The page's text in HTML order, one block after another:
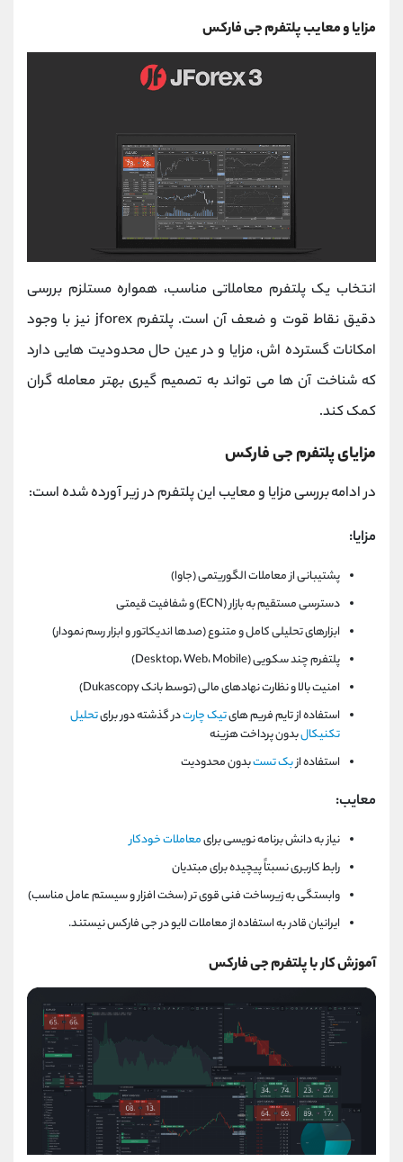
مزایا و معایب پلتفرم جی فارکس
انتخاب یک پلتفرم معاملاتی مناسب، همواره مستلزم بررسی
دقیق نقاط قوت و ضعف آن است. پلتفرم jforex نیز با وجود
امکانات گسترده‌ اش، مزایا و در عین حال محدودیت‌ هایی دارد
که شناخت آن‌ ها می‌ تواند به تصمیم‌ گیری بهتر معامله‌ گران
کمک کند.
مزایای پلتفرم جی فارکس
در ادامه بررسی مزایا و معایب این پلتفرم در زیر آورده شده است:
مزایا:
پشتیبانی از معاملات الگوریتمی (جاوا)
دسترسی مستقیم به بازار (ECN) و شفافیت قیمتی
ابزارهای تحلیلی کامل و متنوع (صدها اندیکاتور و ابزار رسم نمودار)
پلتفرم چند سکویی (Desktop، Web، Mobile)
امنیت بالا و نظارت نهادهای مالی (توسط بانک Dukascopy)
استفاده از تایم فریم هایتیک چارتدر گذشته دور برایتحلیل
تکنیکالبدون پرداخت هزینه
استفاده ازبک تستبدون محدودیت
معایب:
نیاز به دانش برنامه‌ نویسی برایمعاملات خودکار
رابط کاربری نسبتاً پیچیده برای مبتدیان
وابستگی به زیرساخت فنی قوی‌ تر (سخت‌ افزار و سیستم‌ عامل مناسب)
ایرانیان قادر به استفاده از معاملات لایو در جی فارکس نیستند.
آموزش کار با پلتفرم جی فارکس